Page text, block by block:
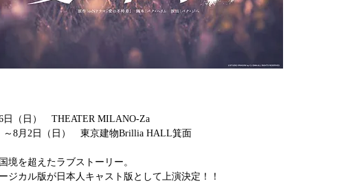
日（日）　THEATER MILANO-Za
～8月2日（日）　東京建物Brillia HALL箕面
境を超えたラブストーリー。
ジカル版が日本人キャスト版として上演決定！！